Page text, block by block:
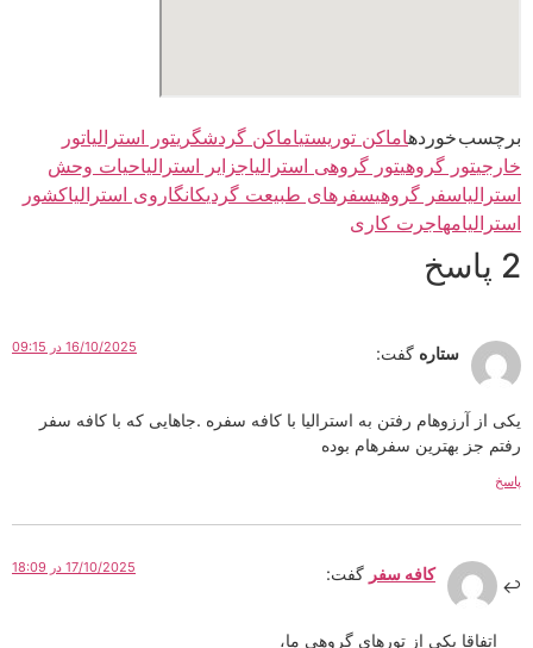
برچسب خوردهاماکن توریستیاماکن گردشگریتور استرالیاتور
خارجیتور گروهیتور گروهی استرالیاجزایر استرالیاحیات وحش
استرالیاسفر گروهیسفرهای طبیعت گردیکانگاروی استرالیاکشور
استرالیامهاجرت کاری
2 پاسخ
ستاره گفت: 16/10/2025 در 09:15
یکی از آرزوهام رفتن به استرالیا با کافه سفره .جاهایی که با کافه سفر
رفتم جز بهترین سفرهام بوده
پاسخ
کافه سفر گفت: 17/10/2025 در 18:09
اتفاقا یکی از تورهای گروهی ما،